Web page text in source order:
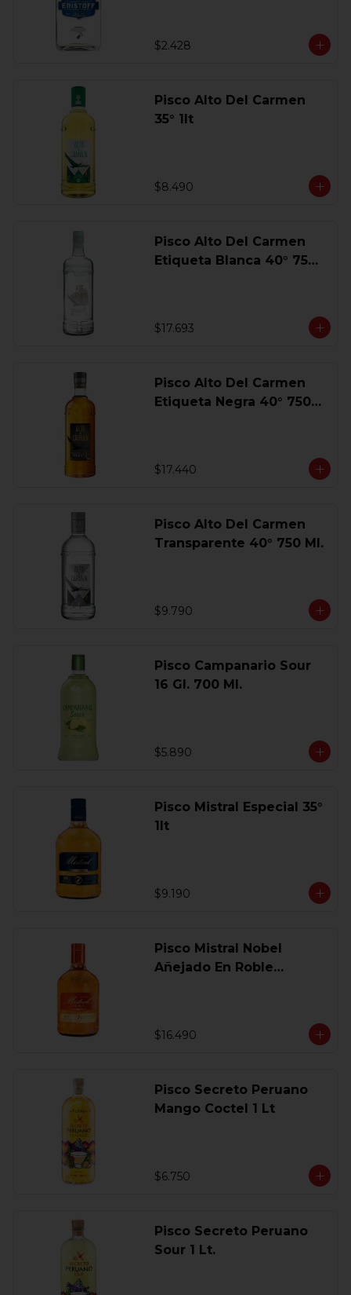
$2.428
Pisco Alto Del Carmen
35° 1lt
$8.490
Pisco Alto Del Carmen
Etiqueta Blanca 40° 750
$17.693
Pisco Alto Del Carmen
Etiqueta Negra 40° 750
$17.440
Pisco Alto Del Carmen
Transparente 40° 750 Ml.
$9.790
Pisco Campanario Sour
16 Gl. 700 Ml.
$5.890
Pisco Mistral Especial 35°
1lt
$9.190
Pisco Mistral Nobel
Añejado En Roble
$16.490
Pisco Secreto Peruano
Mango Coctel 1 Lt
$6.750
Pisco Secreto Peruano
Sour 1 Lt.